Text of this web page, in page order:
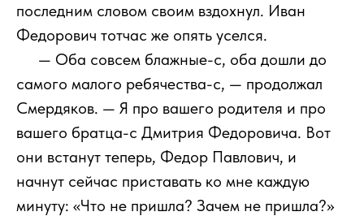
последним словом своим вздохнул. Иван
Федорович тотчас же опять уселся.
— Оба совсем блажные-с, оба дошли до
самого малого ребячества-с, — продолжал
Смердяков. — Я про вашего родителя и про
вашего братца-с Дмитрия Федоровича. Вот
они встанут теперь, Федор Павлович, и
начнут сейчас приставать ко мне каждую
минуту: «Что не пришла? Зачем не пришла?»